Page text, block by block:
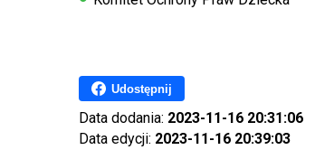
Udostępnij
Data dodania: 2023-11-16 20:31:06
Data edycji: 2023-11-16 20:39:03